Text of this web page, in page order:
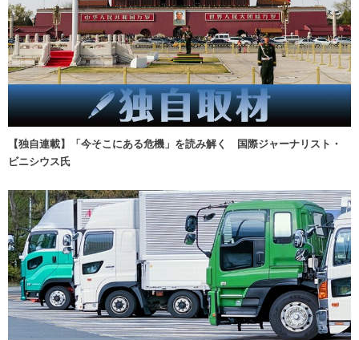
【独自連載】「今そこにある危機」を読み解く 国際ジャーナリスト・
ビニシウス氏